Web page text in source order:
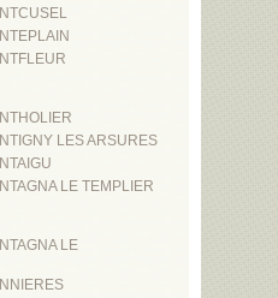
LES ARSURES
LE TEMPLIER
LE